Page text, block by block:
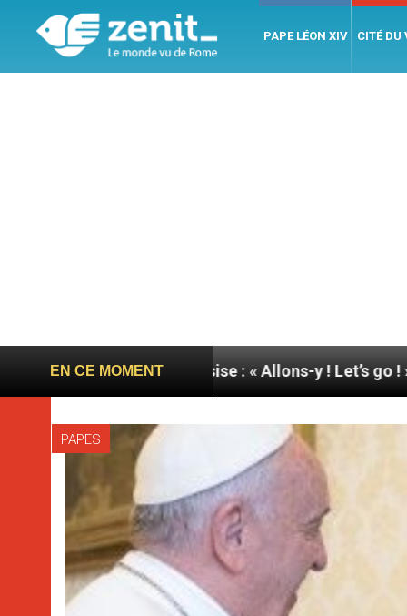
PAPE LÉON XIV CITÉ DU
EN CE MOMENT
pape à Assise : « Allons-y ! Let’s go ! »
PAPES